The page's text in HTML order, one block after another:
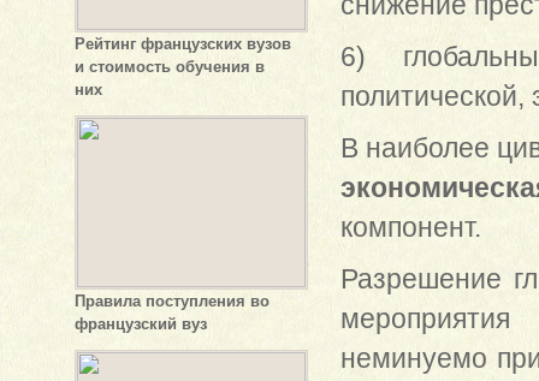
Рейтинг французских вузов
и стоимость обучения в
них
Правила поступления во
французский вуз
6)
политической,
В наиболее
компонент.
Разрешение
неминуемо